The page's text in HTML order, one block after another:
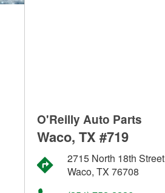
O'Reilly Auto Parts
Waco, TX #719
2715 North 18th Street
Waco, TX 76708